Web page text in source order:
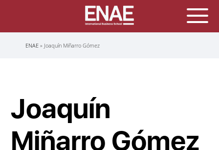
Sobrescribir
ENAE Joaquín Miñarro Gómez
Joaquín
Miñarro Gómez